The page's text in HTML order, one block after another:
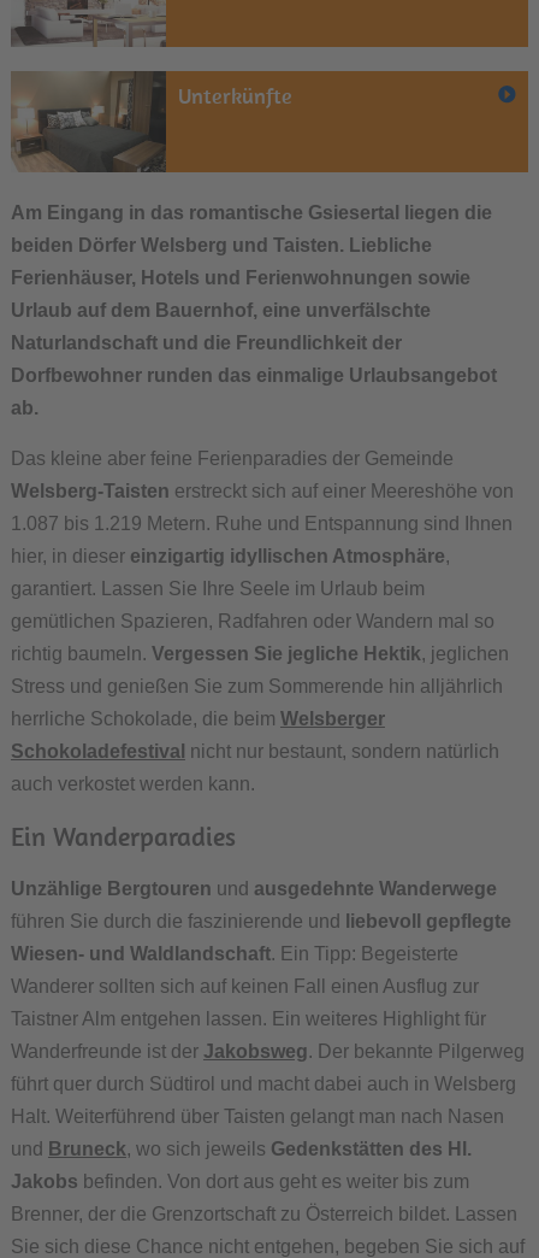
Unterkünfte
Am Eingang in das romantische Gsiesertal liegen die
beiden Dörfer Welsberg und Taisten. Liebliche
Ferienhäuser, Hotels und Ferienwohnungen sowie
Urlaub auf dem Bauernhof, eine unverfälschte
Naturlandschaft und die Freundlichkeit der
Dorfbewohner runden das einmalige Urlaubsangebot
ab.
Das kleine aber feine Ferienparadies der Gemeinde
Welsberg-Taisten erstreckt sich auf einer Meereshöhe von
1.087 bis 1.219 Metern. Ruhe und Entspannung sind Ihnen
hier, in dieser einzigartig idyllischen Atmosphäre,
garantiert. Lassen Sie Ihre Seele im Urlaub beim
gemütlichen Spazieren, Radfahren oder Wandern mal so
richtig baumeln. Vergessen Sie jegliche Hektik, jeglichen
Stress und genießen Sie zum Sommerende hin alljährlich
herrliche Schokolade, die beim Welsberger
Schokoladefestival nicht nur bestaunt, sondern natürlich
auch verkostet werden kann.
Ein Wanderparadies
Unzählige Bergtouren und ausgedehnte Wanderwege
führen Sie durch die faszinierende und
liebevoll gepflegte
Wiesen- und Waldlandschaft. Ein Tipp: Begeisterte
Wanderer sollten sich auf keinen Fall einen Ausflug zur
Taistner Alm entgehen lassen. Ein weiteres Highlight für
Wanderfreunde ist der Jakobsweg. Der bekannte Pilgerweg
führt quer durch Südtirol und macht dabei auch in Welsberg
Halt. Weiterführend über Taisten gelangt man nach Nasen
und Bruneck, wo sich jeweils Gedenkstätten des Hl.
Jakobs befinden. Von dort aus geht es weiter bis zum
Brenner, der die Grenzortschaft zu Österreich bildet. Lassen
Sie sich diese Chance nicht entgehen, begeben Sie sich auf